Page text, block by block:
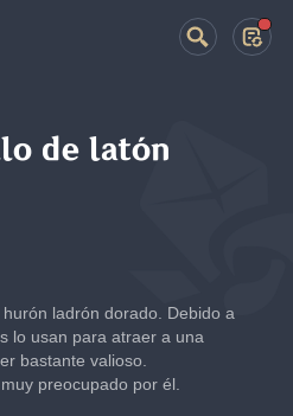
de latón
ladrón dorado. Debido a
lo usan para atraer a una
bastante valioso.
preocupado por él.